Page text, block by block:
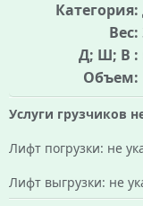
Категория:
Вес:
Д; Ш; В :
Объем:
Услуги грузчиков
Лифт погрузки: не
Лифт выгрузки: не